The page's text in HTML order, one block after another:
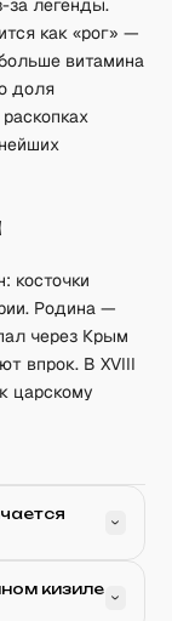
за легенды.
как «рог» —
витамина
доля
косточки
Родина —
через Крым
впрок. В XVIII
царскому
кизиле